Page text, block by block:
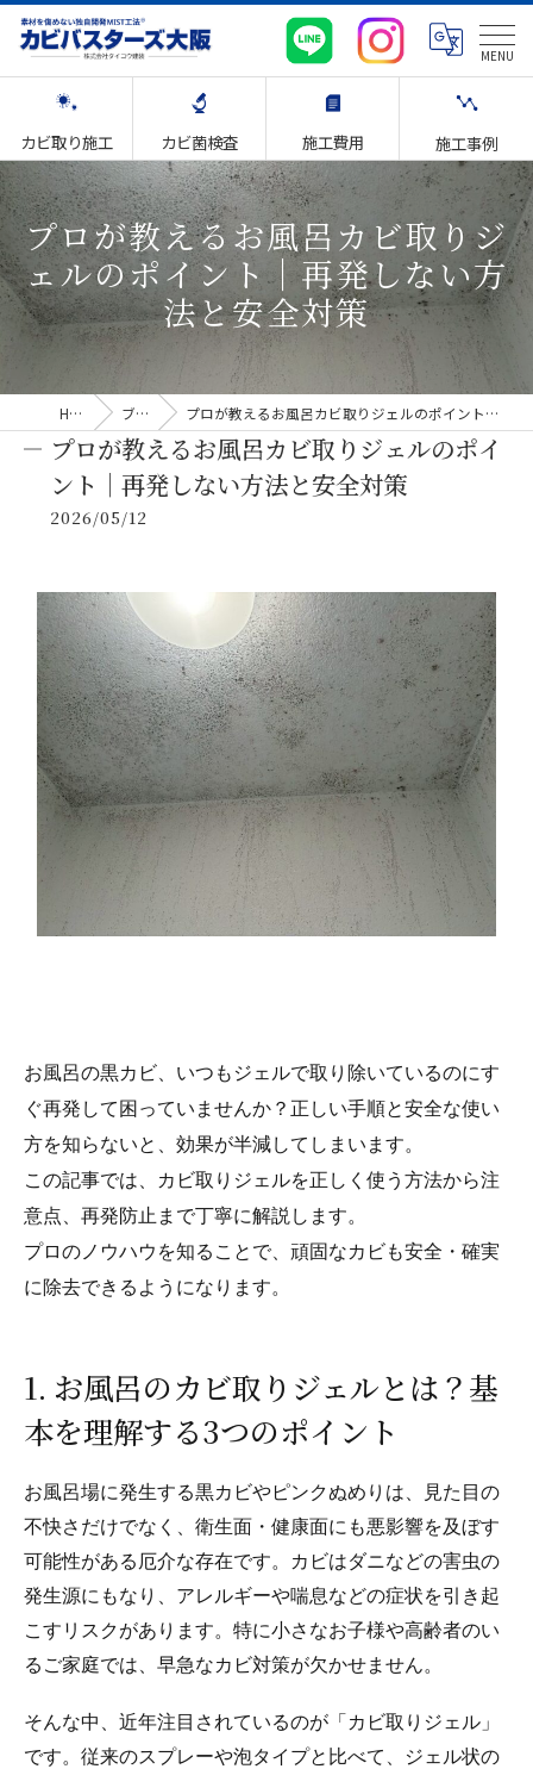
カビ取り施工 カビ菌検査 施工費用 施工事例
プロが教えるお風呂カビ取りジ
ェルのポイント｜再発しない方
法と安全対策
HOME ブログ プロが教えるお風呂カビ取りジェルのポイント｜再発しない方法と安全対策
プロが教えるお風呂カビ取りジェルのポイ
ント｜再発しない方法と安全対策
2026/05/12
お風呂の黒カビ、いつもジェルで取り除いているのにす
ぐ再発して困っていませんか？正しい手順と安全な使い
方を知らないと、効果が半減してしまいます。
この記事では、カビ取りジェルを正しく使う方法から注
意点、再発防止まで丁寧に解説します。
プロのノウハウを知ることで、頑固なカビも安全・確実
に除去できるようになります。
1. お風呂のカビ取りジェルとは？基
本を理解する3つのポイント
お風呂場に発生する黒カビやピンクぬめりは、見た目の
不快さだけでなく、衛生面・健康面にも悪影響を及ぼす
可能性がある厄介な存在です。カビはダニなどの害虫の
発生源にもなり、アレルギーや喘息などの症状を引き起
こすリスクがあります。特に小さなお子様や高齢者のい
るご家庭では、早急なカビ対策が欠かせません。
そんな中、近年注目されているのが「カビ取りジェル」
です。従来のスプレーや泡タイプと比べて、ジェル状の